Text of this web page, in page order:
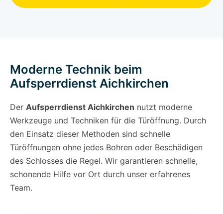
Moderne Technik beim
Aufsperrdienst Aichkirchen
Der Aufsperrdienst Aichkirchen nutzt moderne
Werkzeuge und Techniken für die Türöffnung. Durch
den Einsatz dieser Methoden sind schnelle
Türöffnungen ohne jedes Bohren oder Beschädigen
des Schlosses die Regel. Wir garantieren schnelle,
schonende Hilfe vor Ort durch unser erfahrenes
Team.